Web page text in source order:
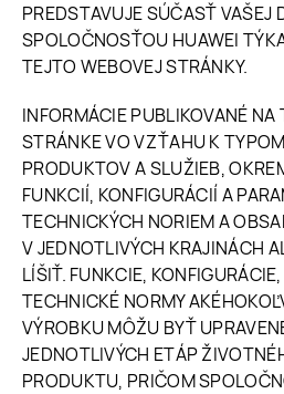
PREDSTAVUJE SÚČASŤ VAŠEJ
SPOLOČNOSŤOU HUAWEI
TEJTO WEBOVEJ STRÁNKY.
INFORMÁCIE PUBLIKOVANÉ NA
STRÁNKE VO VZŤAHU K
PRODUKTOV A SLUŽIEB,
FUNKCIÍ, KONFIGURÁCIÍ A
TECHNICKÝCH NORIEM A
V JEDNOTLIVÝCH KRAJINÁCH
LÍŠIŤ. FUNKCIE,
TECHNICKÉ NORMY
VÝROBKU MÔŽU BYŤ
JEDNOTLIVÝCH ETÁP
PRODUKTU, PRIČOM